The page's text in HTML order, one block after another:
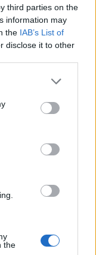
third parties on the
information may
the IAB’s List of
disclose it to other
or more Google
You may click to
party tags to
in below Google
the